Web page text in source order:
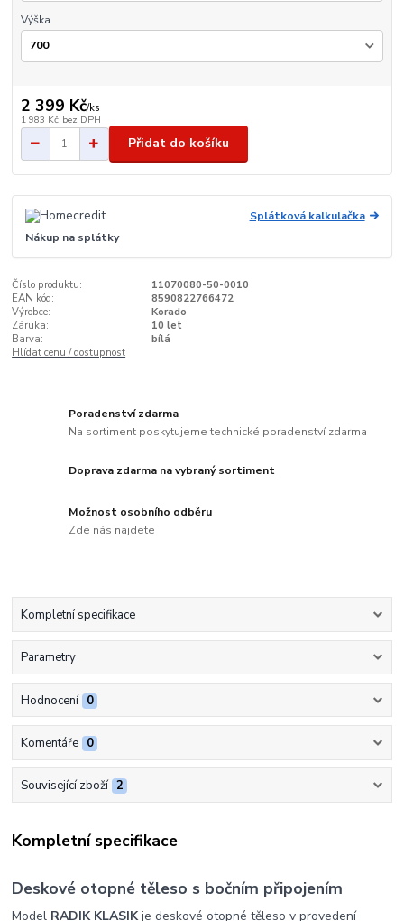
Výška
2 399 Kč/ks
1 983 Kč bez DPH
Přidat do košíku
Splátková kalkulačka
Nákup na splátky
Číslo produktu:
11070080-50-0010
EAN kód:
8590822766472
Výrobce:
Korado
Záruka:
10 let
Barva:
bílá
Hlídat cenu / dostupnost
Poradenství zdarma
Na sortiment poskytujeme technické poradenství zdarma
Doprava zdarma na vybraný sortiment
Možnost osobního odběru
Zde nás najdete
Kompletní specifikace
Parametry
Hodnocení 0
Komentáře 0
Související zboží 2
Kompletní specifikace
Deskové otopné těleso s bočním připojením
Model RADIK KLASIKje deskové otopné těleso v provedení